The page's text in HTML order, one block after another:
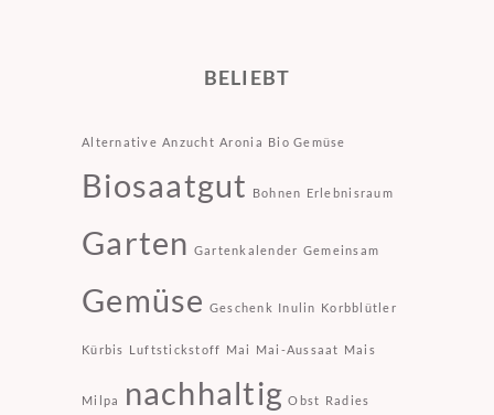
BELIEBT
Alternative Anzucht Aronia Bio Gemüse
Biosaatgut Bohnen Erlebnisraum
Garten Gartenkalender Gemeinsam
Gemüse Geschenk Inulin Korbblütler
Kürbis Luftstickstoff Mai Mai-Aussaat Mais
Milpa nachhaltig Obst Radies